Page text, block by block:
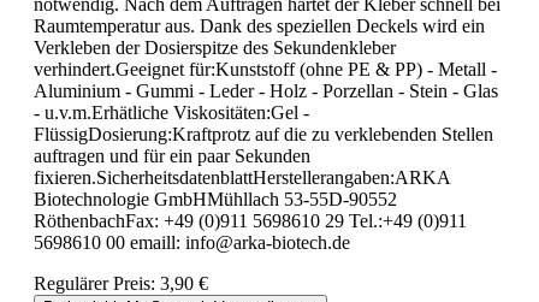
Raumtemperatur aus. Dank des speziellen Deckels wird ein
Verkleben der Dosierspitze des Sekundenkleber
verhindert.Geeignet für:Kunststoff (ohne PE & PP) - Metall -
Aluminium - Gummi - Leder - Holz - Porzellan - Stein - Glas
- u.v.m.Erhätliche Viskositäten:Gel -
FlüssigDosierung:Kraftprotz auf die zu verklebenden Stellen
auftragen und für ein paar Sekunden
fixieren.SicherheitsdatenblattHerstellerangaben:ARKA
Biotechnologie GmbHMühllach 53-55D-90552
RöthenbachFax: +49 (0)911 5698610 29 Tel.:+49 (0)911
5698610 00 emaill: info@arka-biotech.de
Regulärer Preis: 3,90 €